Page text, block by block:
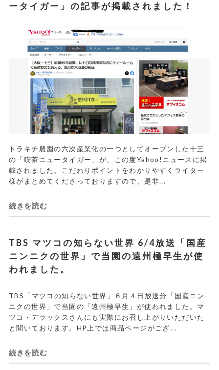
ータイガー」の記事が掲載されました！
トラキチ農園の六次産業化の一つとしてオープンした十三
の「喫茶ニュータイガー」が、この度Yahoo!ニュースに掲
載されました。こだわりポイントをわかりやすくライター
様がまとめてくださっておりますので、是非...
続きを読む
TBS マツコの知らない世界 6/4放送「国産
ニンニクの世界」で当園の遠州極早生が使
われました。
TBS「マツコの知らない世界」６月４日放送分「国産ニン
ニクの世界」で当園の「遠州極早生」が使われました。マ
ツコ・デラックスさんにも実際にお召し上がりいただいた
と聞いております。HP上では商品ページがござ...
続きを読む